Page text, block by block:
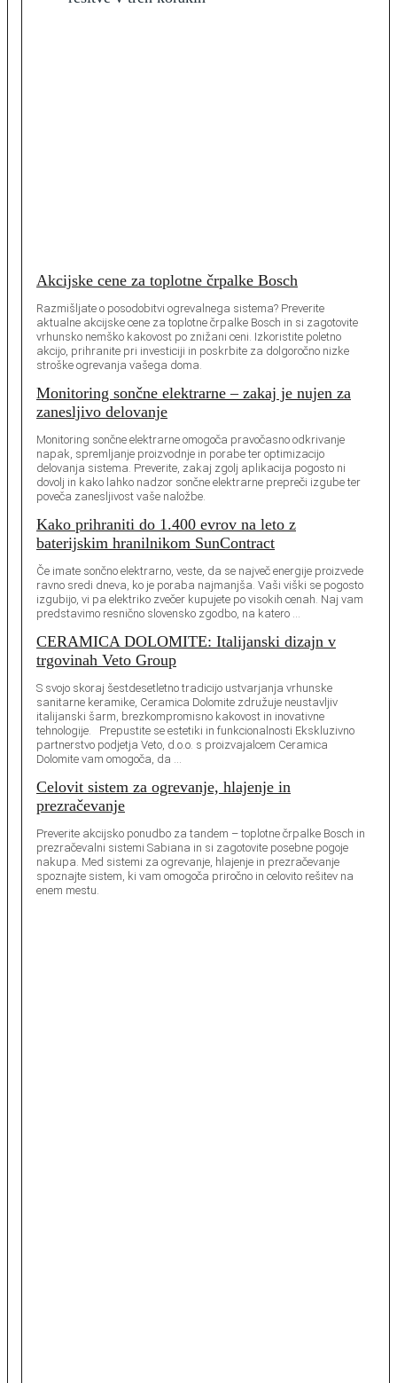
Akcijske cene za toplotne črpalke Bosch
Razmišljate o posodobitvi ogrevalnega sistema? Preverite
aktualne akcijske cene za toplotne črpalke Bosch in si zagotovite
vrhunsko nemško kakovost po znižani ceni. Izkoristite poletno
akcijo, prihranite pri investiciji in poskrbite za dolgoročno nizke
stroške ogrevanja vašega doma.
Monitoring sončne elektrarne – zakaj je nujen za
zanesljivo delovanje
Monitoring sončne elektrarne omogoča pravočasno odkrivanje
napak, spremljanje proizvodnje in porabe ter optimizacijo
delovanja sistema. Preverite, zakaj zgolj aplikacija pogosto ni
dovolj in kako lahko nadzor sončne elektrarne prepreči izgube ter
poveča zanesljivost vaše naložbe.
Kako prihraniti do 1.400 evrov na leto z
baterijskim hranilnikom SunContract
Če imate sončno elektrarno, veste, da se največ energije proizvede
ravno sredi dneva, ko je poraba najmanjša. Vaši viški se pogosto
izgubijo, vi pa elektriko zvečer kupujete po visokih cenah. Naj vam
predstavimo resnično slovensko zgodbo, na katero …
CERAMICA DOLOMITE: Italijanski dizajn v
trgovinah Veto Group
S svojo skoraj šestdesetletno tradicijo ustvarjanja vrhunske
sanitarne keramike, Ceramica Dolomite združuje neustavljiv
italijanski šarm, brezkompromisno kakovost in inovativne
tehnologije. Prepustite se estetiki in funkcionalnosti Ekskluzivno
partnerstvo podjetja Veto, d.o.o. s proizvajalcem Ceramica
Dolomite vam omogoča, da …
Celovit sistem za ogrevanje, hlajenje in
prezračevanje
Preverite akcijsko ponudbo za tandem – toplotne črpalke Bosch in
prezračevalni sistemi Sabiana in si zagotovite posebne pogoje
nakupa. Med sistemi za ogrevanje, hlajenje in prezračevanje
spoznajte sistem, ki vam omogoča priročno in celovito rešitev na
enem mestu.